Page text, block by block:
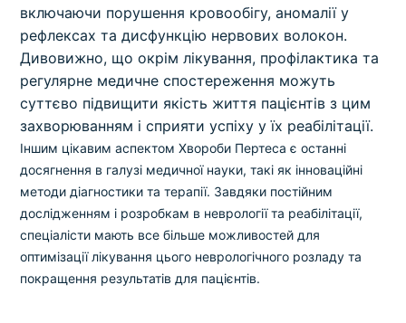
включаючи порушення кровообігу, аномалії у
рефлексах та дисфункцію нервових волокон.
Дивовижно, що окрім лікування, профілактика та
регулярне медичне спостереження можуть
суттєво підвищити якість життя пацієнтів з цим
захворюванням і сприяти успіху у їх реабілітації.
Іншим цікавим аспектом Хвороби Пертеса є останні
досягнення в галузі медичної науки, такі як інноваційні
методи діагностики та терапії. Завдяки постійним
дослідженням і розробкам в неврології та реабілітації,
спеціалісти мають все більше можливостей для
оптимізації лікування цього неврологічного розладу та
покращення результатів для пацієнтів.